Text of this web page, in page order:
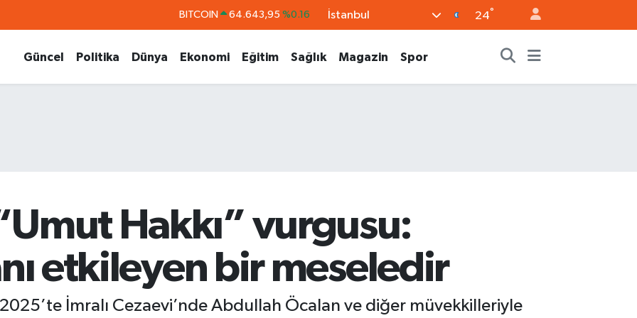
DOLAR 47,6704 %0
64,2143 %0
İstanbul 24°
Güncel Politika Dünya Ekonomi Eğitim Sağlık Magazin Spor
Hakkı” vurgusu:
etkileyen bir meseledir
İmralı Cezaevi’nde Abdullah Öcalan ve diğer müvekkilleriyle